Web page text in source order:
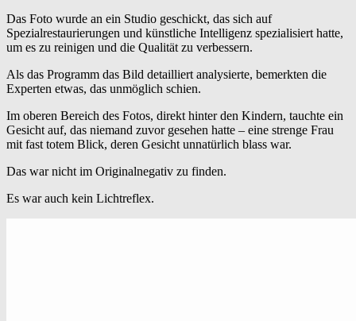
Das Foto wurde an ein Studio geschickt, das sich auf
Spezialrestaurierungen und künstliche Intelligenz spezialisiert hatte,
um es zu reinigen und die Qualität zu verbessern.
Als das Programm das Bild detailliert analysierte, bemerkten die
Experten etwas, das unmöglich schien.
Im oberen Bereich des Fotos, direkt hinter den Kindern, tauchte ein
Gesicht auf, das niemand zuvor gesehen hatte – eine strenge Frau
mit fast totem Blick, deren Gesicht unnatürlich blass war.
Das war nicht im Originalnegativ zu finden.
Es war auch kein Lichtreflex.